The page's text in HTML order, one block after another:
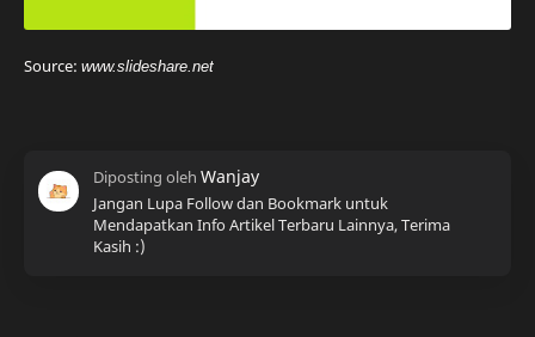
Source: www.slideshare.net
Jangan Lupa Follow dan Bookmark untuk
Mendapatkan Info Artikel Terbaru Lainnya, Terima
Kasih :)